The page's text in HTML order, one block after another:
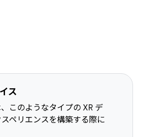
ス
このようなタイプの XR デ
ペリエンスを構築する際に